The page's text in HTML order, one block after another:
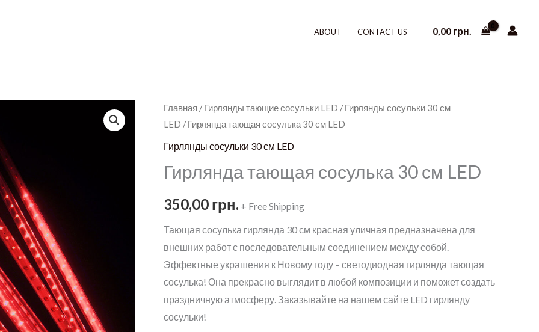
ABOUT CONTACT US 0,00 грн.
Главная /Гирлянды тающие сосульки LED /Гирлянды сосульки 30 см
LED / Гирлянда тающая сосулька 30 см LED
Гирлянды сосульки 30 см LED
Гирлянда тающая сосулька 30 см LED
350,00 грн. + Free Shipping
Тающая сосулька гирлянда 30 см красная уличная предназначена для
внешних работ с последовательным соединением между собой.
Эффектные украшения к Новому году – светодиодная гирлянда тающая
сосулька! Она прекрасно выглядит в любой композиции и поможет создать
праздничную атмосферу. Заказывайте на нашем сайте LED гирлянду
сосульки!